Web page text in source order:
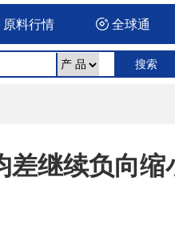
原料行情  全球通
差继续负向